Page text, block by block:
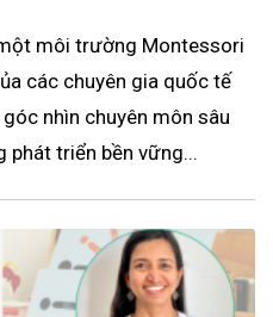
môi trường Montessori
các chuyên gia quốc tế
nhìn chuyên môn sâu
phát triển bền vững...